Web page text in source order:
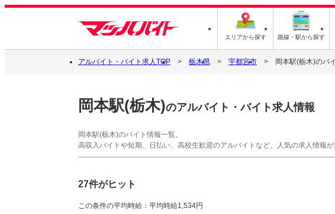
エリアから探す 路線・駅から探す
アルバイト・バイト求人TOP 栃木県 宇都宮市 岡本駅(栃木)のバ
岡本駅(栃木)のアルバイト・バイト求人情報
岡本駅(栃木)のバイト情報一覧。
高収入バイトや短期、日払い、高校生歓迎のアルバイトなど、人気の求人情報
27件がヒット
この条件の平均時給：平均時給1,534円